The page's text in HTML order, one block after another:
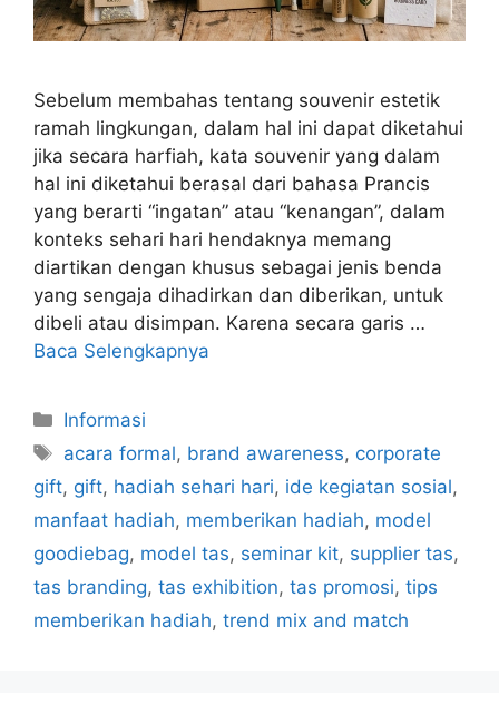
Sebelum membahas tentang souvenir estetik
ramah lingkungan, dalam hal ini dapat diketahui
jika secara harfiah, kata souvenir yang dalam
hal ini diketahui berasal dari bahasa Prancis
yang berarti “ingatan” atau “kenangan”, dalam
konteks sehari hari hendaknya memang
diartikan dengan khusus sebagai jenis benda
yang sengaja dihadirkan dan diberikan, untuk
dibeli atau disimpan. Karena secara garis …
Baca Selengkapnya
Kategori
Informasi
Tag
acara formal, brand awareness, corporate
gift, gift, hadiah sehari hari, ide kegiatan sosial,
manfaat hadiah, memberikan hadiah, model
goodiebag, model tas, seminar kit, supplier tas,
tas branding, tas exhibition, tas promosi, tips
memberikan hadiah, trend mix and match